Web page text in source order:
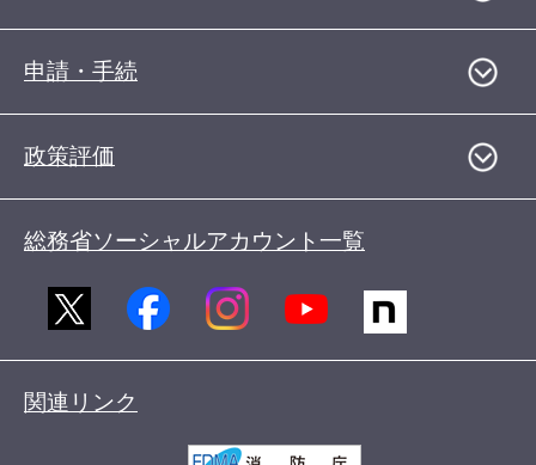
申請・手続
政策評価
総務省ソーシャルアカウント一覧
関連リンク